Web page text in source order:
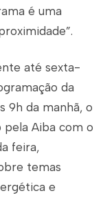
é uma
até sexta-
da
9h da manhã, o
pela Aiba com o
feira,
temas
e